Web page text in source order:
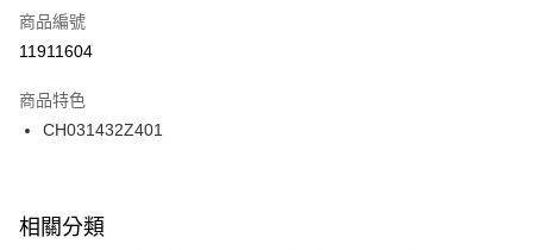
【「AFTEE先享後付」結帳流程】
１．於結帳方式選擇「AFTEE先享後付」後，將跳轉至「AFTEE先享後付」
２．訂單成立數日內，您將收到繳費通知簡訊。
３．收到繳費通知簡訊後14天內，點擊此簡訊中的連結，可透過四大超商／
ATM／網路銀行／等多元方式進行付款，方視為交易完成。
※ 交易是否成功請以「AFTEE先享後付 」之結帳頁面顯示為準，若有關於
是否繳費成功／繳費後需取消欲退款等相關疑問，請聯繫「AFTEE先享後付
宅配
每筆NT$100，滿NT$1,500(含以上)免運費
付款後門市自取
每筆NT$100，滿NT$1,500(含以上)免運費
商品編號
11911604
商品特色
CH031432Z401
相關分類